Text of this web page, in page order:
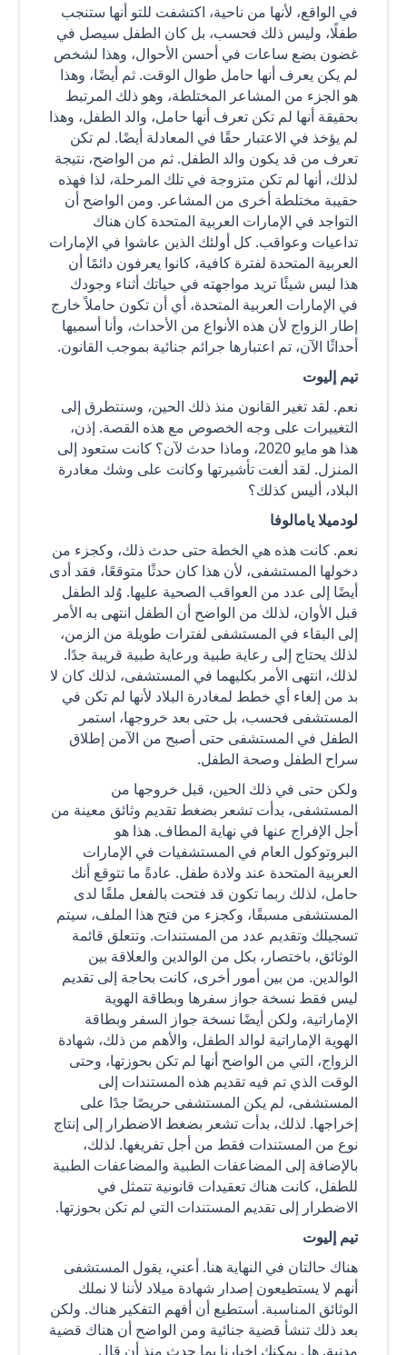
في الواقع، لأنها من ناحية، اكتشفت للتو أنها ستنجب
طفلًا، وليس ذلك فحسب، بل كان الطفل سيصل في
غضون بضع ساعات في أحسن الأحوال، وهذا لشخص
لم يكن يعرف أنها حامل طوال الوقت. ثم أيضًا، وهذا
هو الجزء من المشاعر المختلطة، وهو ذلك المرتبط
بحقيقة أنها لم تكن تعرف أنها حامل، والد الطفل، وهذا
لم يؤخذ في الاعتبار حقًا في المعادلة أيضًا. لم تكن
تعرف من قد يكون والد الطفل. ثم من الواضح، نتيجة
لذلك، أنها لم تكن متزوجة في تلك المرحلة، لذا فهذه
حقيبة مختلطة أخرى من المشاعر. ومن الواضح أن
التواجد في الإمارات العربية المتحدة كان هناك
تداعيات وعواقب. كل أولئك الذين عاشوا في الإمارات
العربية المتحدة لفترة كافية، كانوا يعرفون دائمًا أن
هذا ليس شيئًا تريد مواجهته في حياتك أثناء وجودك
في الإمارات العربية المتحدة، أي أن تكون حاملاً خارج
إطار الزواج لأن هذه الأنواع من الأحداث، وأنا أسميها
أحداثًا الآن، تم اعتبارها جرائم جنائية بموجب القانون.
تيم إليوت
نعم. لقد تغير القانون منذ ذلك الحين، وسنتطرق إلى
التغييرات على وجه الخصوص مع هذه القصة. إذن،
هذا هو مايو 2020، وماذا حدث لآن؟ كانت ستعود إلى
المنزل. لقد ألغت تأشيرتها وكانت على وشك مغادرة
البلاد، أليس كذلك؟
لودميلا يامالوفا
نعم. كانت هذه هي الخطة حتى حدث ذلك، وكجزء من
دخولها المستشفى، لأن هذا كان حدثًا متوقعًا، فقد أدى
أيضًا إلى عدد من العواقب الصحية عليها. وُلد الطفل
قبل الأوان، لذلك من الواضح أن الطفل انتهى به الأمر
إلى البقاء في المستشفى لفترات طويلة من الزمن،
لذلك يحتاج إلى رعاية طبية ورعاية طبية قريبة جدًا.
لذلك، انتهى الأمر بكليهما في المستشفى، لذلك كان لا
بد من إلغاء أي خطط لمغادرة البلاد لأنها لم تكن في
المستشفى فحسب، بل حتى بعد خروجها، استمر
الطفل في المستشفى حتى أصبح من الآمن إطلاق
سراح الطفل وصحة الطفل.
ولكن حتى في ذلك الحين، قبل خروجها من
المستشفى، بدأت تشعر بضغط تقديم وثائق معينة من
أجل الإفراج عنها في نهاية المطاف. هذا هو
البروتوكول العام في المستشفيات في الإمارات
العربية المتحدة عند ولادة طفل. عادةً ما تتوقع أنك
حامل، لذلك ربما تكون قد فتحت بالفعل ملفًا لدى
المستشفى مسبقًا، وكجزء من فتح هذا الملف، سيتم
تسجيلك وتقديم عدد من المستندات. وتتعلق قائمة
الوثائق، باختصار، بكل من الوالدين والعلاقة بين
الوالدين. من بين أمور أخرى، كانت بحاجة إلى تقديم
ليس فقط نسخة جواز سفرها وبطاقة الهوية
الإماراتية، ولكن أيضًا نسخة جواز السفر وبطاقة
الهوية الإماراتية لوالد الطفل، والأهم من ذلك، شهادة
الزواج، التي من الواضح أنها لم تكن بحوزتها، وحتى
الوقت الذي تم فيه تقديم هذه المستندات إلى
المستشفى، لم يكن المستشفى حريصًا جدًا على
إخراجها. لذلك، بدأت تشعر بضغط الاضطرار إلى إنتاج
نوع من المستندات فقط من أجل تفريغها. لذلك،
بالإضافة إلى المضاعفات الطبية والمضاعفات الطبية
للطفل، كانت هناك تعقيدات قانونية تتمثل في
الاضطرار إلى تقديم المستندات التي لم تكن بحوزتها.
تيم إليوت
هناك حالتان في النهاية هنا. أعني، يقول المستشفى
أنهم لا يستطيعون إصدار شهادة ميلاد لأننا لا نملك
الوثائق المناسبة. أستطيع أن أفهم التفكير هناك. ولكن
بعد ذلك تنشأ قضية جنائية ومن الواضح أن هناك قضية
مدنية. هل يمكنك إخبارنا بما حدث منذ أن قال